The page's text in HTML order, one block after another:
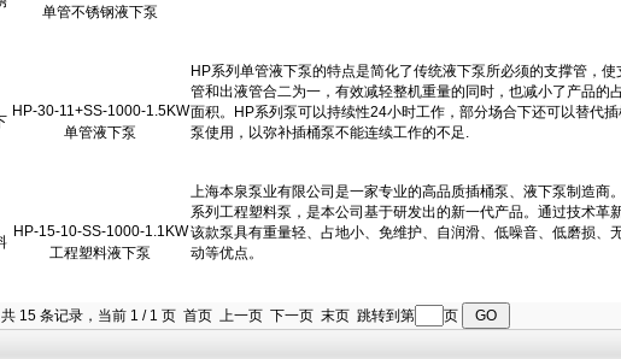
单管不锈钢液下泵
HP-30-11+SS-1000-1.5KW
单管液下泵
HP-15-10-SS-1000-1.1KW
工程塑料液下泵
共 15 条记录，当前 1 / 1 页 首页 上一页 下一页 末页 跳转到第 页